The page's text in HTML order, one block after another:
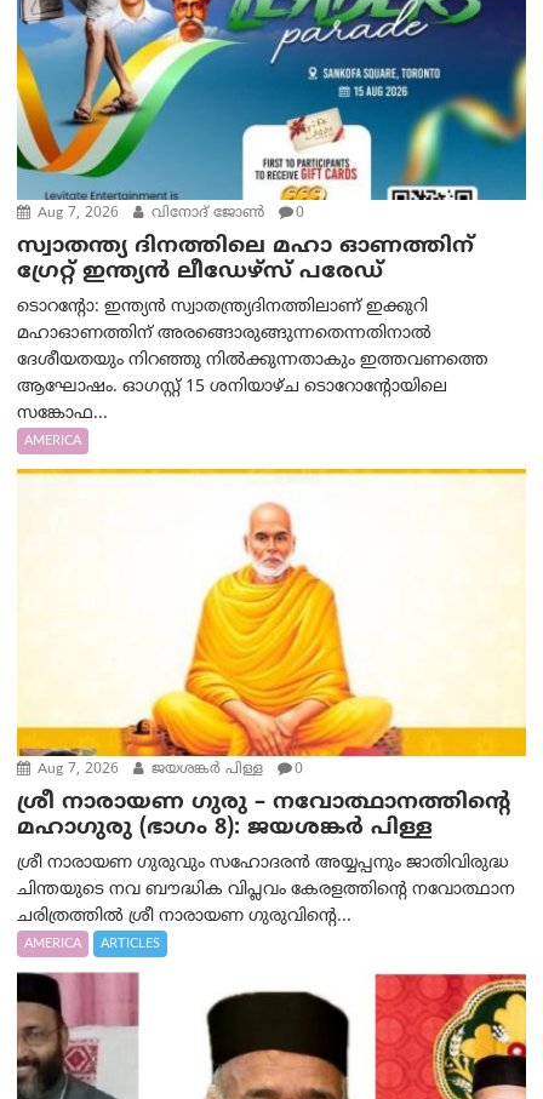
Aug 7, 2026 വിനോദ് ജോൺ 0
സ്വാതന്ത്യ ദിനത്തിലെ മഹാ ഓണത്തിന്
ഗ്രേറ്റ് ഇന്ത്യൻ ലീഡേഴ്സ് പരേഡ്
ടൊറന്റോ: ഇന്ത്യൻ സ്വാതന്ത്ര്യദിനത്തിലാണ് ഇക്കുറി
മഹാഓണത്തിന് അരങ്ങൊരുങ്ങുന്നതെന്നതിനാൽ
ദേശീയതയും നിറഞ്ഞു നിൽക്കുന്നതാകും ഇത്തവണത്തെ
ആഘോഷം. ഓഗസ്റ്റ് 15 ശനിയാഴ്ച ടൊറോന്റോയിലെ
സങ്കോഫ...
AMERICA
Aug 7, 2026 ജയശങ്കര്‍ പിള്ള 0
ശ്രീ നാരായണ ഗുരു – നവോത്ഥാനത്തിന്റെ
മഹാഗുരു (ഭാഗം 8): ജയശങ്കര്‍ പിള്ള
ശ്രീ നാരായണ ഗുരുവും സഹോദരൻ അയ്യപ്പനും ജാതിവിരുദ്ധ
ചിന്തയുടെ നവ ബൗദ്ധിക വിപ്ലവം കേരളത്തിന്റെ നവോത്ഥാന
ചരിത്രത്തിൽ ശ്രീ നാരായണ ഗുരുവിന്റെ...
AMERICA ARTICLES